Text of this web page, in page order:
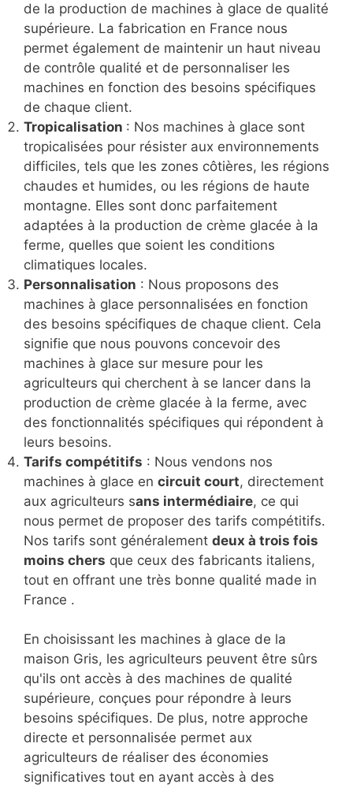
de la production de machines à glace de qualité
supérieure. La fabrication en France nous
permet également de maintenir un haut niveau
de contrôle qualité et de personnaliser les
machines en fonction des besoins spécifiques
de chaque client.
Tropicalisation : Nos machines à glace sont
tropicalisées pour résister aux environnements
difficiles, tels que les zones côtières, les régions
chaudes et humides, ou les régions de haute
montagne. Elles sont donc parfaitement
adaptées à la production de crème glacée à la
ferme, quelles que soient les conditions
climatiques locales.
Personnalisation : Nous proposons des
machines à glace personnalisées en fonction
des besoins spécifiques de chaque client. Cela
signifie que nous pouvons concevoir des
machines à glace sur mesure pour les
agriculteurs qui cherchent à se lancer dans la
production de crème glacée à la ferme, avec
des fonctionnalités spécifiques qui répondent à
leurs besoins.
Tarifs compétitifs : Nous vendons nos
machines à glace en circuit court, directement
aux agriculteurs sans intermédiaire, ce qui
nous permet de proposer des tarifs compétitifs.
Nos tarifs sont généralement deux à trois fois
moins chers que ceux des fabricants italiens,
tout en offrant une très bonne qualité made in
France .
En choisissant les machines à glace de la
maison Gris, les agriculteurs peuvent être sûrs
qu'ils ont accès à des machines de qualité
supérieure, conçues pour répondre à leurs
besoins spécifiques. De plus, notre approche
directe et personnalisée permet aux
agriculteurs de réaliser des économies
significatives tout en ayant accès à des